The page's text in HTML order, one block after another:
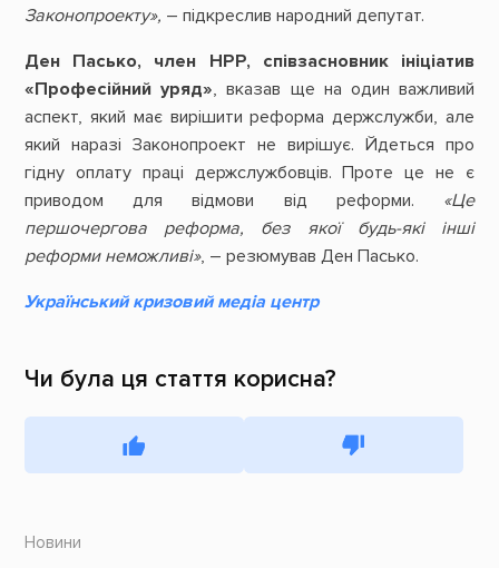
Законопроекту», – підкреслив народний депутат.
Ден Пасько, член НРР, співзасновник ініціатив
«Професійний уряд», вказав ще на один важливий
аспект, який має вирішити реформа держслужби, але
який наразі Законопроект не вирішує. Йдеться про
гідну оплату праці держслужбовців. Проте це не є
приводом для відмови від реформи. «Це
першочергова реформа, без якої будь-які інші
реформи неможливі», – резюмував Ден Пасько.
Український кризовий медіа центр
Чи була ця стаття корисна?
Новини